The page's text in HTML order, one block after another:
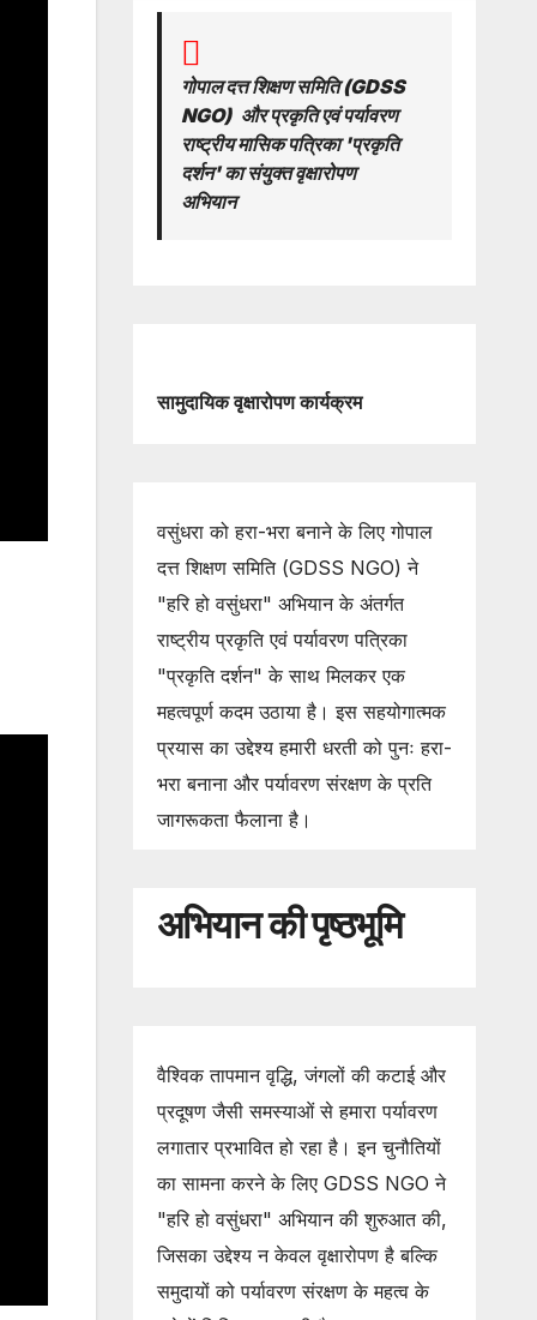
गोपाल दत्त शिक्षण समिति (GDSS
NGO) और प्रकृति एवं पर्यावरण
राष्ट्रीय मासिक पत्रिका 'प्रकृति
दर्शन' का संयुक्त वृक्षारोपण
अभियान
सामुदायिक वृक्षारोपण कार्यक्रम
वसुंधरा को हरा-भरा बनाने के लिए गोपाल
दत्त शिक्षण समिति (GDSS NGO) ने
"हरि हो वसुंधरा" अभियान के अंतर्गत
राष्ट्रीय प्रकृति एवं पर्यावरण पत्रिका
"प्रकृति दर्शन" के साथ मिलकर एक
महत्वपूर्ण कदम उठाया है। इस सहयोगात्मक
प्रयास का उद्देश्य हमारी धरती को पुनः हरा-
भरा बनाना और पर्यावरण संरक्षण के प्रति
जागरूकता फैलाना है।
अभियान की पृष्ठभूमि
वैश्विक तापमान वृद्धि, जंगलों की कटाई और
प्रदूषण जैसी समस्याओं से हमारा पर्यावरण
लगातार प्रभावित हो रहा है। इन चुनौतियों
का सामना करने के लिए GDSS NGO ने
"हरि हो वसुंधरा" अभियान की शुरुआत की,
जिसका उद्देश्य न केवल वृक्षारोपण है बल्कि
समुदायों को पर्यावरण संरक्षण के महत्व के